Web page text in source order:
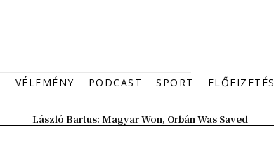
VÉLEMÉNY PODCAST SPORT ELŐFIZETÉS
László Bartus: Magyar Won, Orbán Was Saved